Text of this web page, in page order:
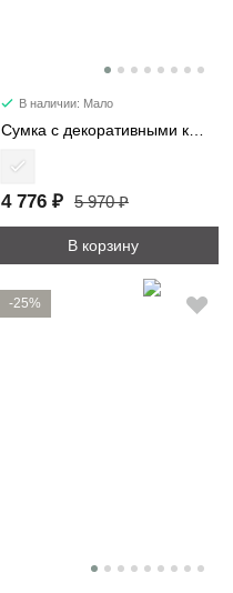
В наличии: Мало
Сумка с декоративными карманами 2480
4 776 ₽ 5 970 ₽
В корзину
-25%